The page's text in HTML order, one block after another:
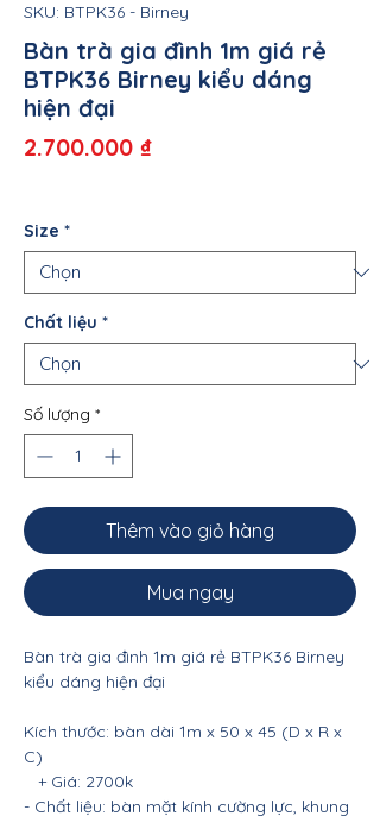
SKU: BTPK36 - Birney
Bàn trà gia đình 1m giá rẻ
BTPK36 Birney kiểu dáng
hiện đại
2.700.000 ₫Giá
Size *
Chất liệu *
Số lượng *
Thêm vào giỏ hàng
Mua ngay
Bàn trà gia đình 1m giá rẻ BTPK36 Birney
kiểu dáng hiện đại
Kích thước: bàn dài 1m x 50 x 45 (D x R x
C)
+ Giá: 2700k
- Chất liệu: bàn mặt kính cường lực, khung